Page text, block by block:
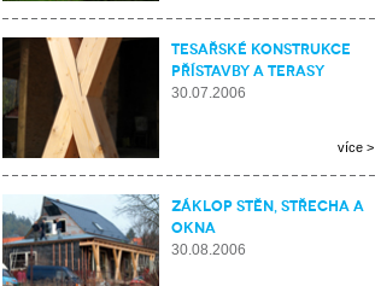
Tesařské konstrukce
přístavby a terasy
30.07.2006
více >
Záklop stěn, střecha a
okna
30.08.2006